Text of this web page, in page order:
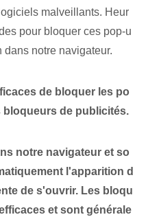
malveillants. Heur
pour bloquer ces pop-u
notre navigateur.
de bloquer les po
de publicités.
notre navigateur et so
l'apparition d
de s'ouvrir. Les bloqu
et sont générale